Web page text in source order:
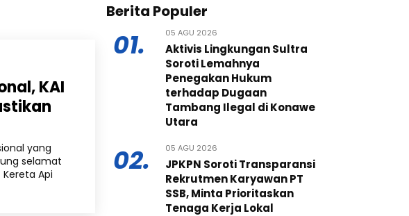
KAI
yang
selamat
Api
Berita Populer
01. 05 AGU 2026
Aktivis Lingkungan Sultra
Soroti Lemahnya
Penegakan Hukum
terhadap Dugaan
Tambang Ilegal di Konawe
Utara
02. 05 AGU 2026
JPKPN Soroti Transparansi
Rekrutmen Karyawan PT
SSB, Minta Prioritaskan
Tenaga Kerja Lokal